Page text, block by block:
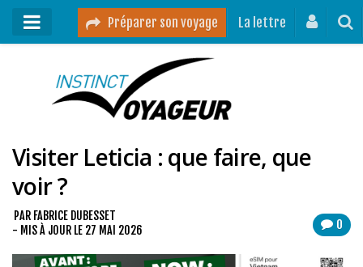
Préparer son voyage La lettre
Mon podcast
Destinations
Mes ressources pour voyager
Guides voyages
Visiter Leticia : que faire, que
voir ?
0
PAR FABRICE DUBESSET
- MIS À JOUR LE 27 MAI 2026